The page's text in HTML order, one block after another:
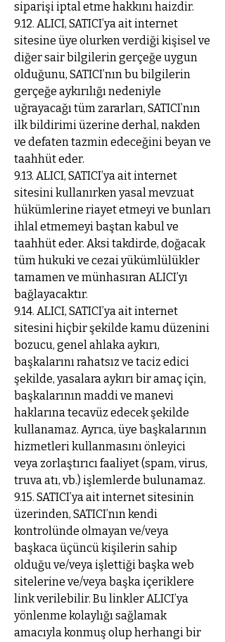
siparişi iptal etme hakkını haizdir.
9.12. ALICI, SATICI’ya ait internet
sitesine üye olurken verdiği kişisel ve
diğer sair bilgilerin gerçeğe uygun
olduğunu, SATICI’nın bu bilgilerin
gerçeğe aykırılığı nedeniyle
uğrayacağı tüm zararları, SATICI’nın
ilk bildirimi üzerine derhal, nakden
ve defaten tazmin edeceğini beyan ve
taahhüt eder.
9.13. ALICI, SATICI’ya ait internet
sitesini kullanırken yasal mevzuat
hükümlerine riayet etmeyi ve bunları
ihlal etmemeyi baştan kabul ve
taahhüt eder. Aksi takdirde, doğacak
tüm hukuki ve cezai yükümlülükler
tamamen ve münhasıran ALICI’yı
bağlayacaktır.
9.14. ALICI, SATICI’ya ait internet
sitesini hiçbir şekilde kamu düzenini
bozucu, genel ahlaka aykırı,
başkalarını rahatsız ve taciz edici
şekilde, yasalara aykırı bir amaç için,
başkalarının maddi ve manevi
haklarına tecavüz edecek şekilde
kullanamaz. Ayrıca, üye başkalarının
hizmetleri kullanmasını önleyici
veya zorlaştırıcı faaliyet (spam, virus,
truva atı, vb.) işlemlerde bulunamaz.
9.15. SATICI’ya ait internet sitesinin
üzerinden, SATICI’nın kendi
kontrolünde olmayan ve/veya
başkaca üçüncü kişilerin sahip
olduğu ve/veya işlettiği başka web
sitelerine ve/veya başka içeriklere
link verilebilir. Bu linkler ALICI’ya
yönlenme kolaylığı sağlamak
amacıyla konmuş olup herhangi bir